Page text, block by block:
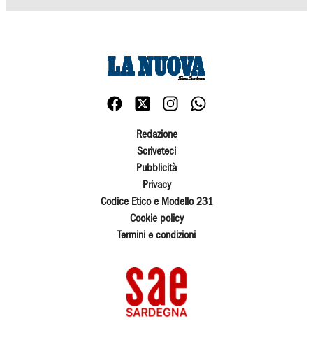
Redazione
Scriveteci
Pubblicità
Privacy
Codice Etico e Modello 231
Cookie policy
Termini e condizioni